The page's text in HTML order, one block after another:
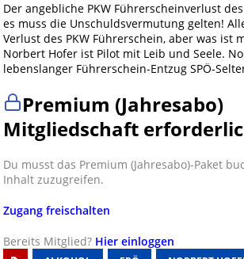
Der angebliche PKW Führerscheinverlust
es muss die Unschuldsvermutung gelten!
Verlust des PKW Führerschein, aber was ist
Norbert Hofer ist Pilot mit Leib und Seele.
lebenslanger Führerschein-Entzug SPÖ-
Premium (Jahresabo)
Mitgliedschaft
Du musst das Premium (Jahresabo)-Paket
Inhalt zuzugreifen.
Zugang freischalten
Bereits Mitglied? Hier einloggen